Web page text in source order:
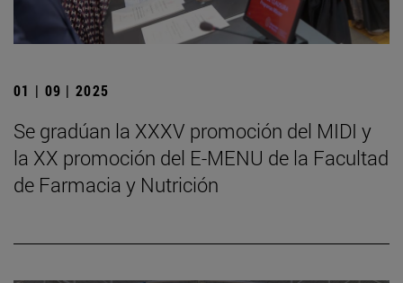
01 | 09 | 2025
Se gradúan la XXXV promoción del MIDI y
la XX promoción del E-MENU de la Facultad
de Farmacia y Nutrición